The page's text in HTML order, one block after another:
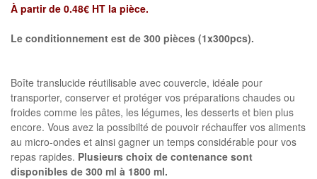
À partir de 0.48€ HT la pièce.
Le conditionnement est de 300 pièces (1x300pcs).
Boîte translucide réutilisable avec couvercle, idéale pour
transporter, conserver et protéger vos préparations chaudes ou
froides comme les pâtes, les légumes, les desserts et bien plus
encore. Vous avez la possibilté de pouvoir réchauffer vos aliments
au micro-ondes et ainsi gagner un temps considérable pour vos
repas rapides. Plusieurs choix de contenance sont
disponibles de 300 ml à 1800 ml.